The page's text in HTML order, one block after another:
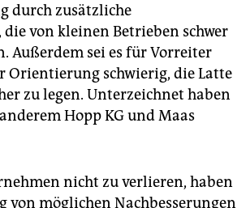
durch zusätzliche
von kleinen Betrieben schwer
Außerdem sei es für Vorreiter
Orientierung schwierig, die Latte
zu legen. Unterzeichnet haben
Hopp KG und Maas
nicht zu verlieren, haben
von möglichen Nachbesserungen